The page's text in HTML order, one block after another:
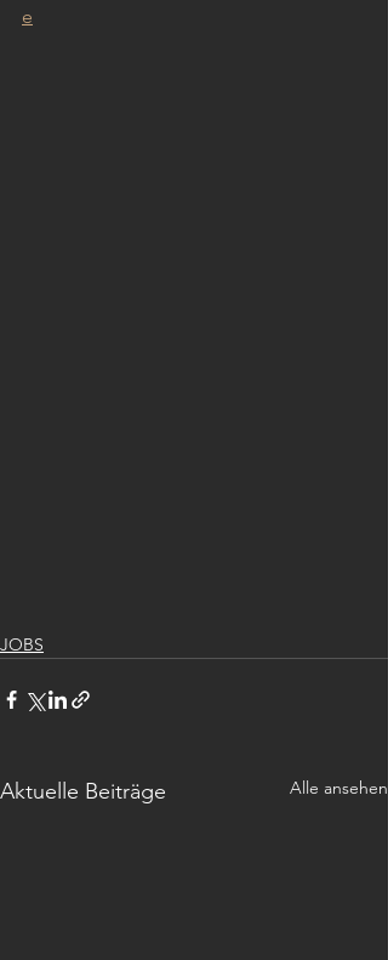
e
JOBS
Aktuelle Beiträge Alle ansehen